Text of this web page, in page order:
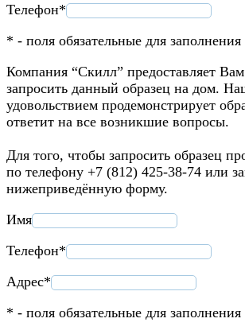
Телефон*
* - поля обязательные для заполнения
Компания “Скилл” предоставляет
запросить данный образец на дом.
удовольствием продемонстрирует
ответит на все возникшие вопросы.
Для того, чтобы запросить образец
по телефону +7 (812) 425-38-74 или
нижеприведённую форму.
Имя
Телефон*
Адрес*
* - поля обязательные для заполнения